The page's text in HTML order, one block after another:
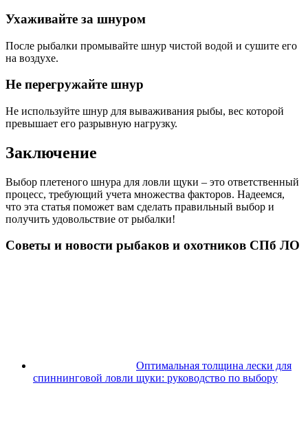
Ухаживайте за шнуром
После рыбалки промывайте шнур чистой водой и сушите его
на воздухе.
Не перегружайте шнур
Не используйте шнур для вываживания рыбы, вес которой
превышает его разрывную нагрузку.
Заключение
Выбор плетеного шнура для ловли щуки – это ответственный
процесс, требующий учета множества факторов. Надеемся,
что эта статья поможет вам сделать правильный выбор и
получить удовольствие от рыбалки!
Советы и новости рыбаков и охотников СПб ЛО
Оптимальная толщина лески для
спиннинговой ловли щуки: руководство по выбору